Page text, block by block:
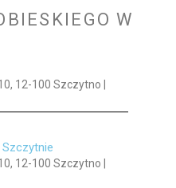
W
12-100 Szczytno |
12-100 Szczytno |